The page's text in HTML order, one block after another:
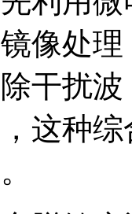
像处
干扰
这种